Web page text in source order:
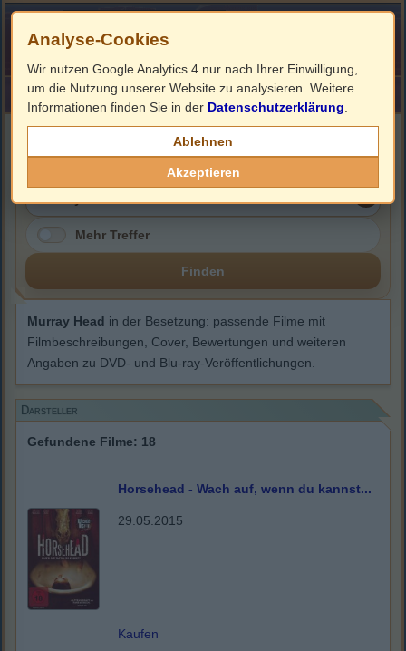
HOME ImpressumLinks
Mehr Treffer
Finden
Murray Head in der Besetzung: passende Filme mit
Filmbeschreibungen, Cover, Bewertungen und weiteren
Angaben zu DVD- und Blu-ray-Veröffentlichungen.
Darsteller
Gefundene Filme: 18
Horsehead - Wach auf, wenn du kannst...
29.05.2015
Kaufen
Analyse-Cookies
Wir nutzen Google Analytics 4 nur nach Ihrer Einwilligung,
um die Nutzung unserer Website zu analysieren. Weitere
Informationen finden Sie in der Datenschutzerklärung
Ablehnen
Akzeptieren